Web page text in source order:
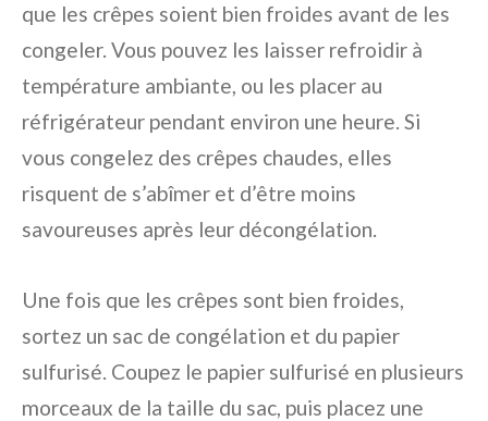
que les crêpes soient bien froides avant de les
congeler. Vous pouvez les laisser refroidir à
température ambiante, ou les placer au
réfrigérateur pendant environ une heure. Si
vous congelez des crêpes chaudes, elles
risquent de s’abîmer et d’être moins
savoureuses après leur décongélation.
Une fois que les crêpes sont bien froides,
sortez un sac de congélation et du papier
sulfurisé. Coupez le papier sulfurisé en plusieurs
morceaux de la taille du sac, puis placez une